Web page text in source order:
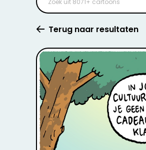
Terug naar resultaten